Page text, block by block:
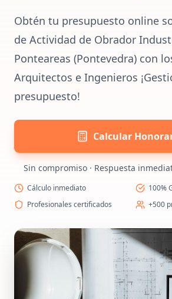
Obtén tu presupuesto online
de Actividad de Obrador
Ponteareas (Pontevedra) con
Arquitectos e Ingenieros
presupuesto!
Calcular
Sin compromiso · Respuesta
Cálculo inmediato
100%
Profesionales certificados
+500